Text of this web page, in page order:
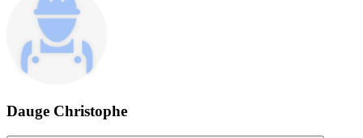
Dauge Christophe